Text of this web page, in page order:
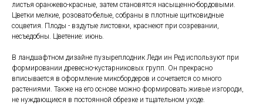
листья оранжево-красные, затем становятся насыщенно-бордовыми.
Цветки мелкие, розовато-белые, собраны в плотные щитковидные
соцветия. Плоды - вздутые листовки, краснеют при созревании,
несъедобны. Цветение: июнь.
В ландшафтном дизайне пузыреплодник Леди ин Ред используют при
формировании древесно-кустарниковых групп. Он прекрасно
вписывается в оформление миксбордеров и сочетается со много
растениями. Также на его основе можно формировать живые изгороди,
не нуждающиеся в постоянной обрезке и тщательном уходе.